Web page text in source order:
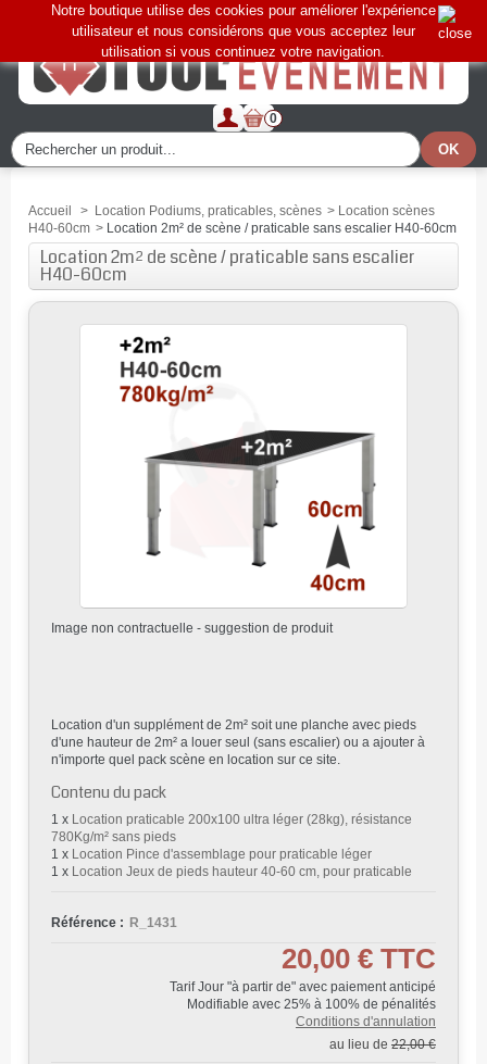
0
Notre boutique utilise des cookies pour améliorer l'expérience
utilisateur et nous considérons que vous acceptez leur
utilisation si vous continuez votre navigation.
Accueil > Location Podiums, praticables, scènes > Location scènes
H40-60cm > Location 2m² de scène / praticable sans escalier H40-60cm
Location 2m² de scène / praticable sans escalier
H40-60cm
Image non contractuelle - suggestion de produit
Location d'un supplément de 2m² soit une planche avec pieds
d'une hauteur de 2m² a louer seul (sans escalier) ou a ajouter à
n'importe quel pack scène en location sur ce site.
Contenu du pack
1 x Location praticable 200x100 ultra léger (28kg), résistance
780Kg/m² sans pieds
1 x Location Pince d'assemblage pour praticable léger
1 x Location Jeux de pieds hauteur 40-60 cm, pour praticable
Référence : R_1431
20,00 € TTC
Tarif Jour "à partir de" avec paiement anticipé
Modifiable avec 25% à 100% de pénalités
Conditions d'annulation
au lieu de 22,00 €